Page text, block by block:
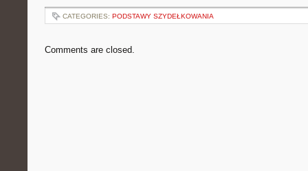
CATEGORIES: PODSTAWY SZYDEŁKOWANIA
Comments are closed.